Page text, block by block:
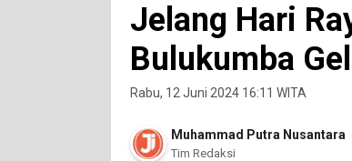
Jelang Hari
Bulukumba
Rabu, 12 Juni 2024 16:11 WITA
Muhammad Putra Nusantara
Tim Redaksi